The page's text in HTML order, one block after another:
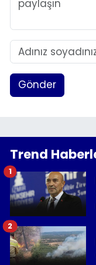
Gönder
Trend
1
2